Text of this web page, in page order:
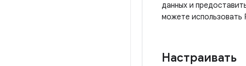
данных и
можете использовать
Настраивать